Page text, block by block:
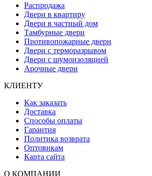
Распродажа
Двери в квартиру
Двери в частный дом
Тамбурные двери
Противопожарные двери
Двери с терморазрывом
Двери с шумоизоляцией
Арочные двери
КЛИЕНТУ
Как заказать
Доставка
Способы оплаты
Гарантия
Политика возврата
Оптовикам
Карта сайта
О КОМПАНИИ